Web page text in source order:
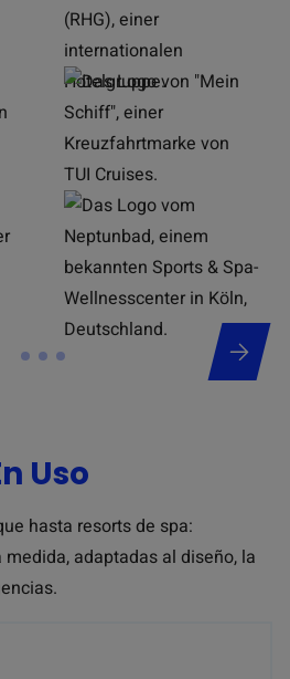
Uso
hasta resorts de spa:
adaptadas al diseño, la